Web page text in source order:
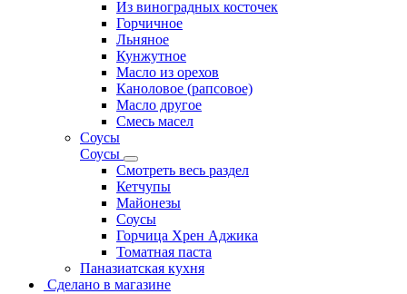
Из виноградных косточек
Горчичное
Льняное
Кунжутное
Масло из орехов
Каноловое (рапсовое)
Масло другое
Смесь масел
Соусы
Соусы
Смотреть весь раздел
Кетчупы
Майонезы
Соусы
Горчица Хрен Аджика
Томатная паста
Паназиатская кухня
Сделано в магазине